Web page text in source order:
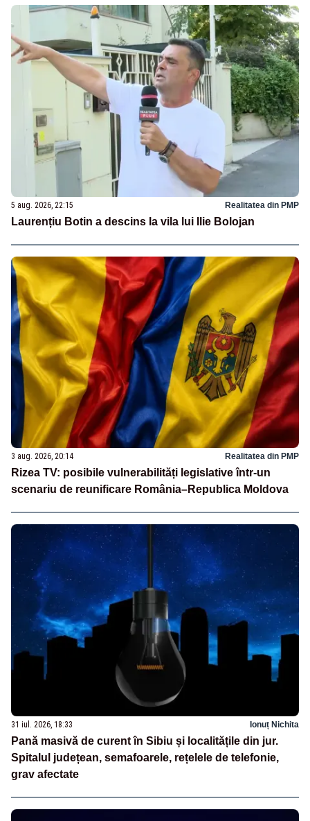
5 aug. 2026, 22:15 Realitatea din PMP
Laurențiu Botin a descins la vila lui Ilie Bolojan
3 aug. 2026, 20:14 Realitatea din PMP
Rizea TV: posibile vulnerabilități legislative într-un
scenariu de reunificare România–Republica Moldova
31 iul. 2026, 18:33 Ionuț Nichita
Pană masivă de curent în Sibiu și localitățile din jur.
Spitalul județean, semafoarele, rețelele de telefonie,
grav afectate